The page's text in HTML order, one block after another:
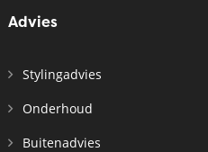
Advies
Stylingadvies
Onderhoud
Buitenadvies